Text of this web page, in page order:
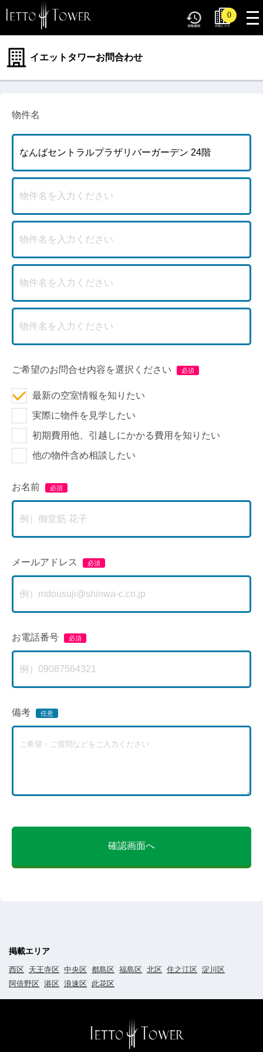
0
イエットタワーお問合わせ
物件名
ご希望のお問合せ内容を選択ください
最新の空室情報を知りたい
実際に物件を見学したい
初期費用他、引越しにかかる費用を知りたい
他の物件含め相談したい
お名前
メールアドレス
お電話番号
備考
確認画面へ
掲載エリア
西区 天王寺区 中央区 都島区 福島区 北区 住之江区 淀川区
阿倍野区 港区 浪速区 此花区